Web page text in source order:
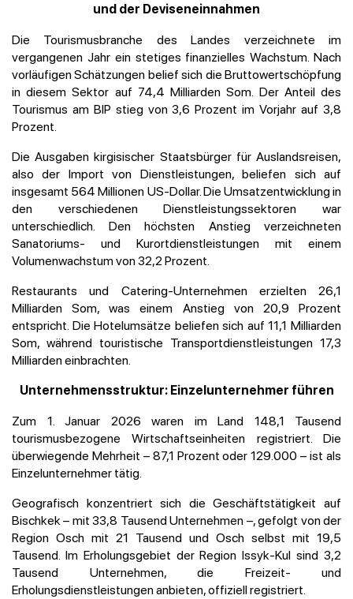
und der Deviseneinnahmen
Die Tourismusbranche des Landes verzeichnete im
vergangenen Jahr ein stetiges finanzielles Wachstum. Nach
vorläufigen Schätzungen belief sich die Bruttowertschöpfung
in diesem Sektor auf 74,4 Milliarden Som. Der Anteil des
Tourismus am BIP stieg von 3,6 Prozent im Vorjahr auf 3,8
Prozent.
Die Ausgaben kirgisischer Staatsbürger für Auslandsreisen,
also der Import von Dienstleistungen, beliefen sich auf
insgesamt 564 Millionen US-Dollar. Die Umsatzentwicklung in
den verschiedenen Dienstleistungssektoren war
unterschiedlich. Den höchsten Anstieg verzeichneten
Sanatoriums- und Kurortdienstleistungen mit einem
Volumenwachstum von 32,2 Prozent.
Restaurants und Catering-Unternehmen erzielten 26,1
Milliarden Som, was einem Anstieg von 20,9 Prozent
entspricht. Die Hotelumsätze beliefen sich auf 11,1 Milliarden
Som, während touristische Transportdienstleistungen 17,3
Milliarden einbrachten.
Unternehmensstruktur: Einzelunternehmer führen
Zum 1. Januar 2026 waren im Land 148,1 Tausend
tourismusbezogene Wirtschaftseinheiten registriert. Die
überwiegende Mehrheit – 87,1 Prozent oder 129.000 – ist als
Einzelunternehmer tätig.
Geografisch konzentriert sich die Geschäftstätigkeit auf
Bischkek – mit 33,8 Tausend Unternehmen –, gefolgt von der
Region Osch mit 21 Tausend und Osch selbst mit 19,5
Tausend. Im Erholungsgebiet der Region Issyk-Kul sind 3,2
Tausend Unternehmen, die Freizeit- und
Erholungsdienstleistungen anbieten, offiziell registriert.